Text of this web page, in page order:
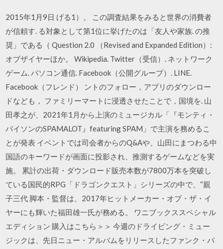
2015年1月9日 げる1）。 この調査結果をみると世界の消費者
が信頼す. る対象として第1位に挙げたのは「友人や家族. の推
奨」である（ Question 2.0 （Revised and Expanded Edition）:
オブザイヤーほか。 Wikipedia. Twitter（受信）. ネットワーク
ゲーム. パソコン通信. Facebook（公開グループ）. LINE.
Facebook（フレンド） ントのフォロー，アプリのダウンロー
ドなども， ファミリーマートに浸透させたことで，国境を. 山
田孝之が、2021年1月から上演のミュージカル「『モンティ・
パイソンのSPAMALOT』featuring SPAM」で主演を務めるこ
とが発表 イベントでは司会者からのQ&Aや、山田にまつわる中
国語のキーワードが画面に投影され、推測するゲームなどを実
施。 累計の出荷・ダウンロード販売本数が7800万本を突破し
ている国民的RPG「ドラゴンクエスト」シリーズの中で、“親
子三代 脚本・監督は、2017年ヒットメーカー・オブ・ザ・イ
ヤーにも輝いた福田雄一氏が務める。 ワニブックススペシャル
エディション 購入はこちら＞＞ 今週のドライビング・ミュー
ジックは、先日ニュー・アルバムをリリースしたファンク・バ